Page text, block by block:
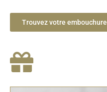
Trouvez votre embouchure